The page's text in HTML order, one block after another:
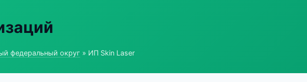
федеральный округ » ИП Skin Laser